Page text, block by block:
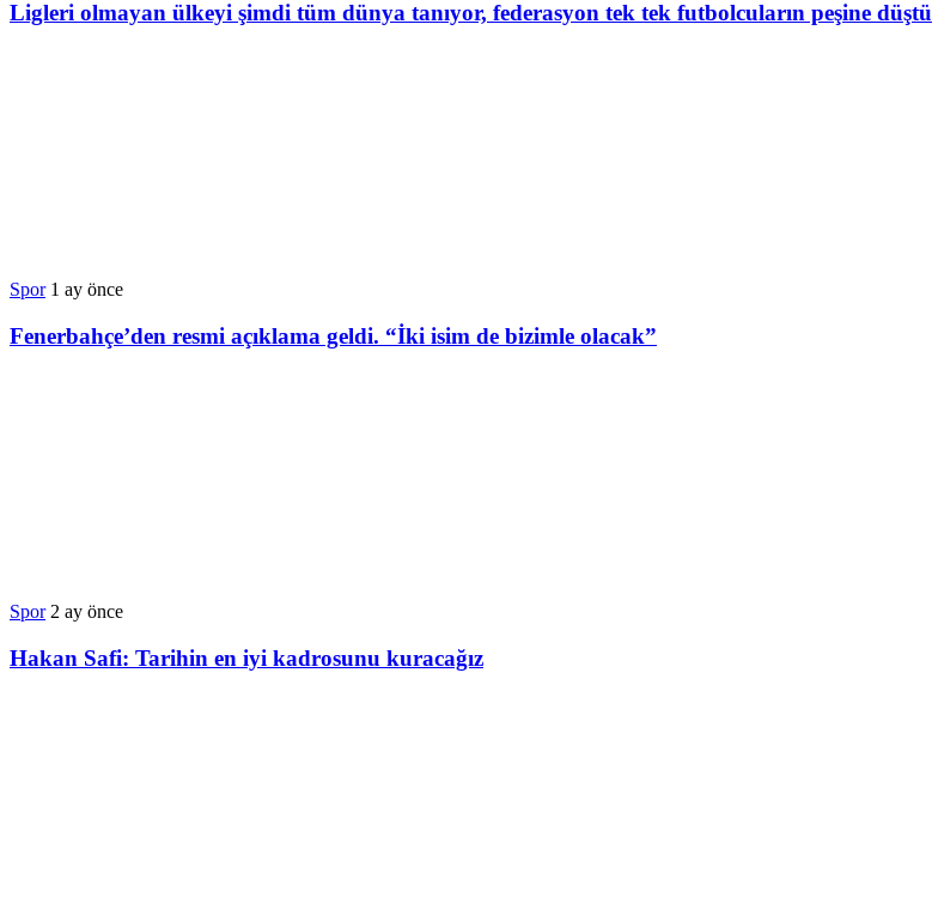
Ligleri olmayan ülkeyi şimdi tüm dünya tanıyor, federasyon tek tek futbolcuların peşine düştü
Spor 1 ay önce
Fenerbahçe’den resmi açıklama geldi. “İki isim de bizimle olacak”
Spor 2 ay önce
Hakan Safi: Tarihin en iyi kadrosunu kuracağız